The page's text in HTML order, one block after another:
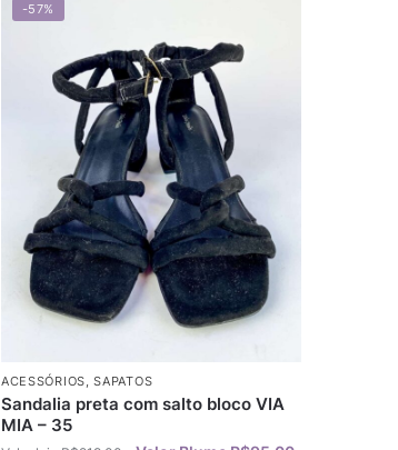
-57%
ACESSÓRIOS ,SAPATOS
Sandalia preta com salto bloco VIA
MIA – 35